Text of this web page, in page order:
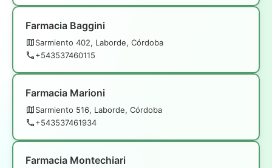
Farmacia Baggini
Sarmiento 402, Laborde, Córdoba
+543537460115
Farmacia Marioni
Sarmiento 516, Laborde, Córdoba
+543537461934
Farmacia Montechiari